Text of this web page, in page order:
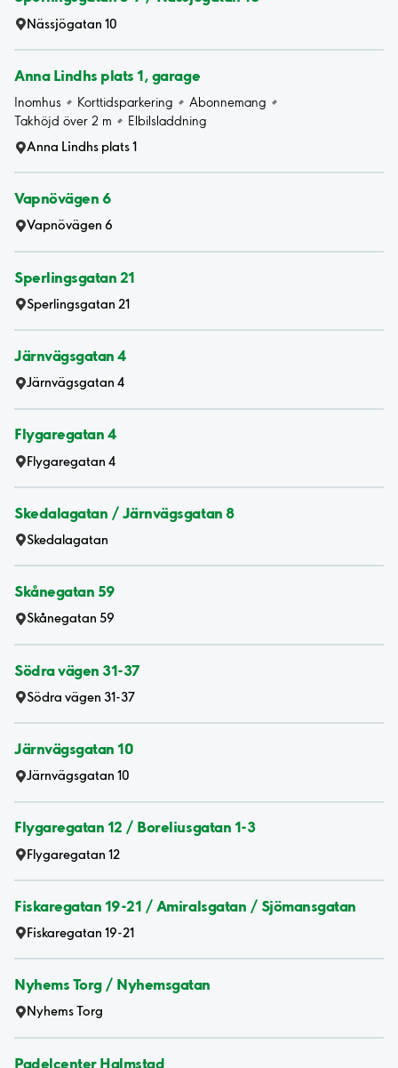
Nässjögatan 10
Anna Lindhs plats 1, garage
Inomhus Korttidsparkering
Abonnemang
Takhöjd över 2 m
Elbilsladdning
Anna Lindhs plats 1
Vapnövägen 6
Vapnövägen 6
Sperlingsgatan 21
Sperlingsgatan 21
Järnvägsgatan 4
Järnvägsgatan 4
Flygaregatan 4
Flygaregatan 4
Skedalagatan / Järnvägsgatan 8
Skedalagatan
Skånegatan 59
Skånegatan 59
Södra vägen 31-37
Södra vägen 31-37
Järnvägsgatan 10
Järnvägsgatan 10
Flygaregatan 12 / Boreliusgatan 1-3
Flygaregatan 12
Fiskaregatan 19-21 / Amiralsgatan / Sjömansgatan
Fiskaregatan 19-21
Nyhems Torg / Nyhemsgatan
Nyhems Torg
Padelcenter Halmstad